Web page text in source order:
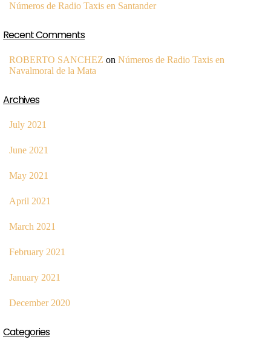
Números de Radio Taxis en Santander
Recent Comments
ROBERTO SANCHEZ on Números de Radio Taxis en
Navalmoral de la Mata
Archives
July 2021
June 2021
May 2021
April 2021
March 2021
February 2021
January 2021
December 2020
Categories